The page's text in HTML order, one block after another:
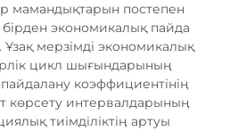
мамандықтарын постепен
экономикалық пайда
Ұзақ мерзімді экономикалық
цикл шығындарының
коэффициентінің
көрсету интервалдарының
тиімділіктің артуы